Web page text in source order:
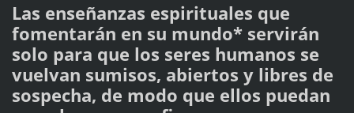
Las enseñanzas espirituales que
fomentarán en su mundo* servirán
solo para que los seres humanos se
vuelvan sumisos, abiertos y libres de
sospecha, de modo que ellos puedan